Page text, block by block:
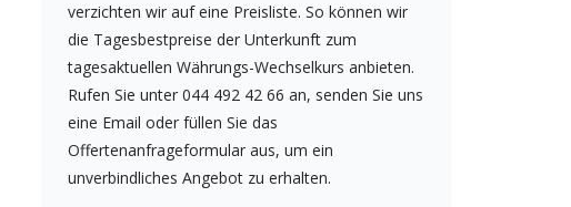
verzichten wir auf eine Preisliste. So können wir
die Tagesbestpreise der Unterkunft zum
tagesaktuellen Währungs-Wechselkurs anbieten.
Rufen Sie unter 044 492 42 66 an, senden Sie uns
eine Email oder füllen Sie das
Offertenanfrageformular aus, um ein
unverbindliches Angebot zu erhalten.